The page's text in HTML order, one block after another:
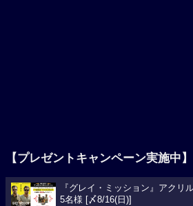
【プレゼントキャンペーン実施中】
『グレイ・ミッション』アクリ
5名様 [〆8/16(日)]